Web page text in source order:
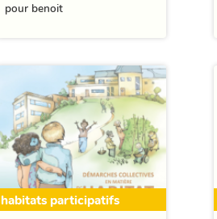
pour benoit
habitats participatifs